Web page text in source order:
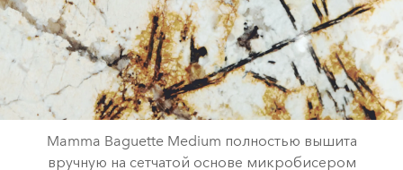
Mamma Baguette Medium полностью вышита
вручную на сетчатой основе микробисером